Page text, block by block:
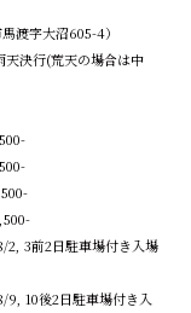
渡字大沼605-4）
決行(荒天の場合は中
3前2日駐車場付き入場
10後2日駐車場付き入